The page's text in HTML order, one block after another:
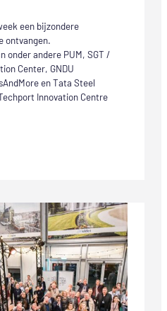
een bijzondere
ontvangen.
onder andere PUM, SGT /
Center, GNDU
en Tata Steel
Innovation Centre